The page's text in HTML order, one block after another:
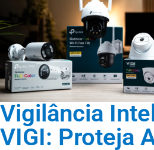
Vigilância
VIGI: Proteja